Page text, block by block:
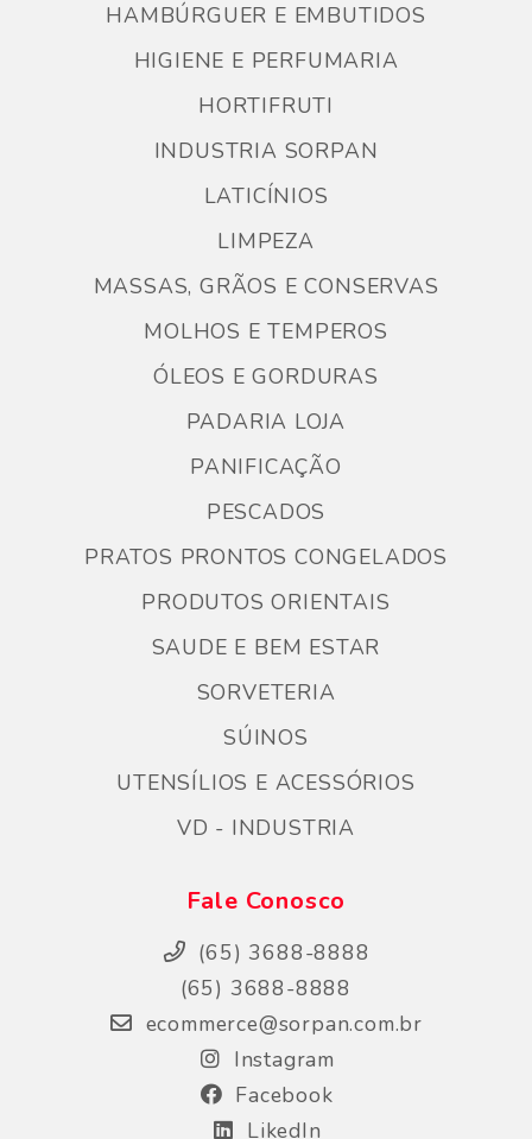
HAMBÚRGUER E EMBUTIDOS
HIGIENE E PERFUMARIA
HORTIFRUTI
INDUSTRIA SORPAN
LATICÍNIOS
LIMPEZA
MASSAS, GRÃOS E CONSERVAS
MOLHOS E TEMPEROS
ÓLEOS E GORDURAS
PADARIA LOJA
PANIFICAÇÃO
PESCADOS
PRATOS PRONTOS CONGELADOS
PRODUTOS ORIENTAIS
SAUDE E BEM ESTAR
SORVETERIA
SÚINOS
UTENSÍLIOS E ACESSÓRIOS
VD - INDUSTRIA
Fale Conosco
(65) 3688-8888
(65) 3688-8888
ecommerce@sorpan.com.br
Instagram
Facebook
LikedIn